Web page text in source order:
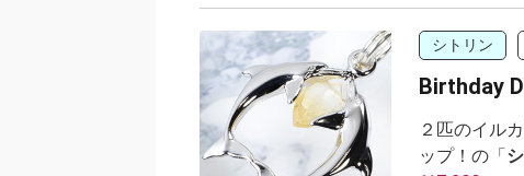
シトリン
Birthday
２匹のイル
ップ！の「